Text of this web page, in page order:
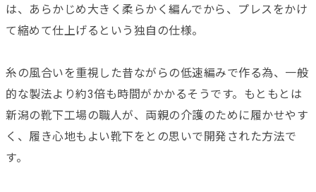
は、あらかじめ大きく柔らかく編んでから、プレスをかけ
て縮めて仕上げるという独自の仕様。
糸の風合いを重視した昔ながらの低速編みで作る為、一般
的な製法より約3倍も時間がかかるそうです。もともとは
新潟の靴下工場の職人が、両親の介護のために履かせやす
く、履き心地もよい靴下をとの思いで開発された方法で
す。